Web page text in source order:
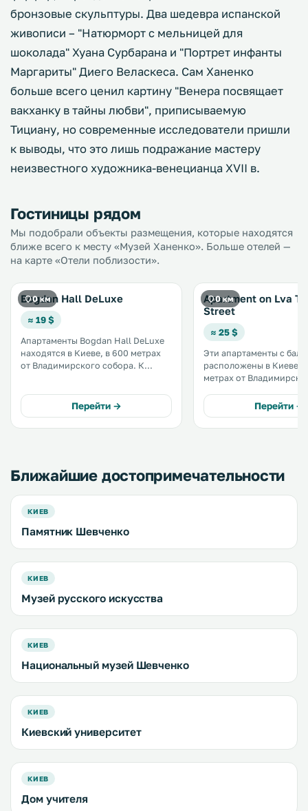
бронзовые скульптуры. Два шедевра испанской
живописи – "Натюрморт с мельницей для
шоколада" Хуана Сурбарана и "Портрет инфанты
Маргариты" Диего Веласкеса. Сам Ханенко
больше всего ценил картину "Венера посвящает
вакханку в тайны любви", приписываемую
Тициану, но современные исследователи пришли
к выводы, что это лишь подражание мастеру
неизвестного художника-венецианца XVII в.
Гостиницы рядом
Мы подобрали объекты размещения, которые находятся
ближе всего к месту «Музей Ханенко». Больше отелей —
на карте «Отели поблизости».
0 км
Bogdan Hall DeLuxe
≈ 19 $
Апартаменты Bogdan Hall DeLuxe
находятся в Киеве, в 600 метрах
от Владимирского собора. К
апартаментах обустроена
гостиная зона. Мини-кухня
оснащена микроволновой печью и
Перейти →
0 км
Apartment on Lva
Street
≈ 25 $
Эти апартаменты с
расположены в Киеве,
метрах от
До спортивного
«Олимпийский» нужно
900 метров. К услугам гостей
Перейти →
Ближайшие достопримечательности
КИЕВ
Памятник Шевченко
КИЕВ
Музей русского искусства
КИЕВ
Национальный музей Шевченко
КИЕВ
Киевский университет
КИЕВ
Дом учителя